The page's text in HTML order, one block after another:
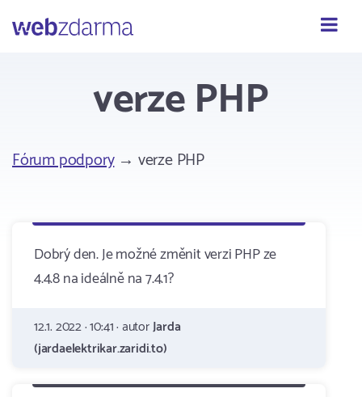
Webzdarma
verze PHP
Fórum podpory→ verze PHP
Dobrý den. Je možné změnit verzi PHP ze
4.4.8 na ideálně na 7.4.1?
12.1. 2022 · 10:41 · autorJarda
(jardaelektrikar.zaridi.to)